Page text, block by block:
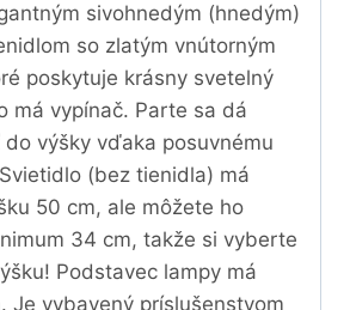
sivohnedým (hnedým)
so zlatým vnútorným
poskytuje krásny svetelný
má vypínač. Parte sa dá
výšky vďaka posuvnému
(bez tienidla) má
50 cm, ale môžete ho
34 cm, takže si vyberte
Podstavec lampy má
Je vybavený príslušenstvom